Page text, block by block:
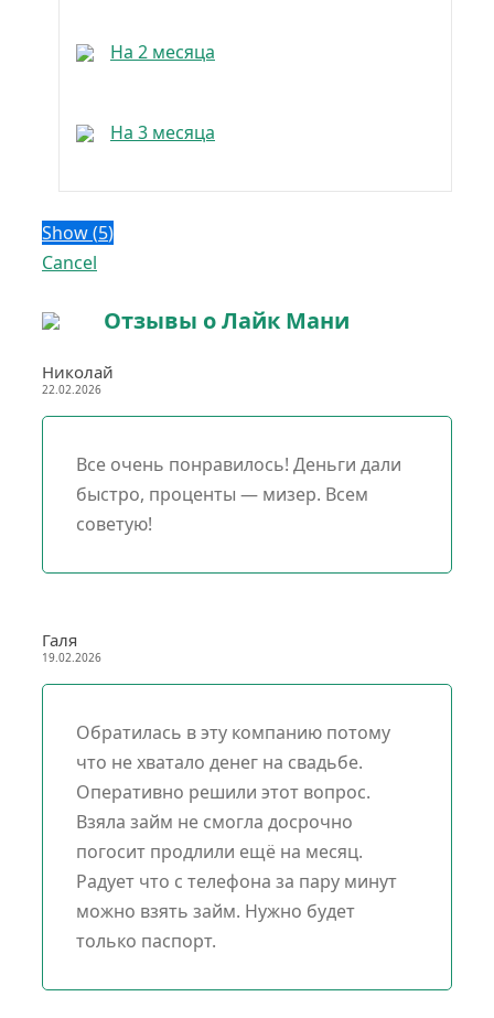
На 100 000 руб.
На 2 месяца
На 3 месяца
Show(5)
Cancel
Отзывы о Лайк Мани
Николай
22.02.2026
Все очень понравилось! Деньги дали
быстро, проценты — мизер. Всем
советую!
Галя
19.02.2026
Обратилась в эту компанию потому
что не хватало денег на свадьбе.
Оперативно решили этот вопрос.
Взяла займ не смогла досрочно
погосит продлили ещё на месяц.
Радует что с телефона за пару минут
можно взять займ. Нужно будет
только паспорт.